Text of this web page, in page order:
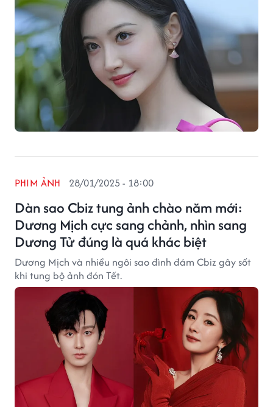
Dàn sao Cbiz tung ảnh chào năm mới:
Dương Mịch cực sang chảnh, nhìn sang
Dương Tử đúng là quá khác biệt
PHIM ẢNH 28/01/2025 - 18:00
Dương Mịch và nhiều ngôi sao đình đám Cbiz gây sốt
khi tung bộ ảnh đón Tết.